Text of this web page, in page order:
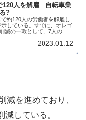
120人を解雇 自転車業
?
約120人の労働者を解雇し
している。すでに、オレゴ
減の一環として、7人の従
2023.01.12
減を進めており、
減している。